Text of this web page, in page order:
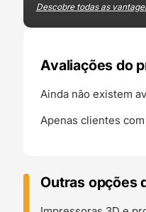
Descobre todas as
Avaliações do
Ainda não existem
Apenas clientes
Outras opções